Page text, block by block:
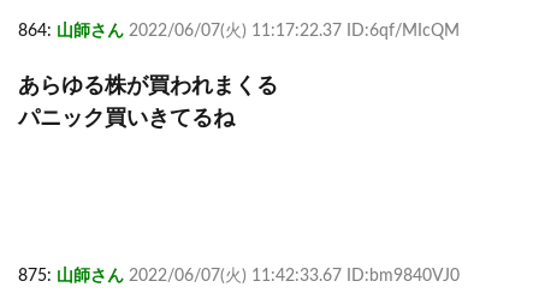
864: 山師さん 2022/06/07(火) 11:17:22.37 ID:6qf/MIcQM
あらゆる株が買われまくる
パニック買いきてるね
875: 山師さん 2022/06/07(火) 11:42:33.67 ID:bm9840VJ0